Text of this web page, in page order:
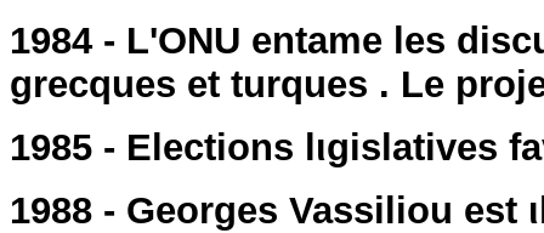
1984 - L'ONU entame les
grecques et turques . Le
1985 - Elections lιgislatives
1988 - Georges Vassiliou est